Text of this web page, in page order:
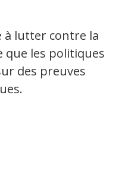
à lutter contre la
que les politiques
des preuves